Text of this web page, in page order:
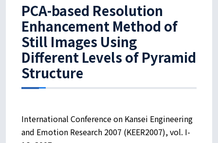
PCA-based Resolution
Enhancement Method of
Still Images Using
Different Levels of Pyramid
Structure
International Conference on Kansei Engineering
and Emotion Research 2007 (KEER2007), vol. I-